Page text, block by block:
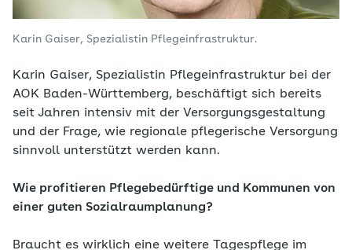
Karin Gaiser, Spezialistin Pflegeinfrastruktur.
Karin Gaiser, Spezialistin Pflegeinfrastruktur bei der
AOK Baden-Württemberg, beschäftigt sich bereits
seit Jahren intensiv mit der Versorgungsgestaltung
und der Frage, wie regionale pflegerische Versorgung
sinnvoll unterstützt werden kann.
Wie profitieren Pflegebedürftige und Kommunen von
einer guten Sozialraumplanung?
Braucht es wirklich eine weitere Tagespflege im